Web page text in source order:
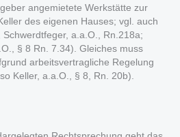
angemietete Werkstätte zur
des eigenen Hauses; vgl. auch
a.a.O., Rn.218a;
§ 8 Rn. 7.34). Gleiches muss
arbeitsvertragliche Regelung
Keller, a.a.O., § 8, Rn. 20b).